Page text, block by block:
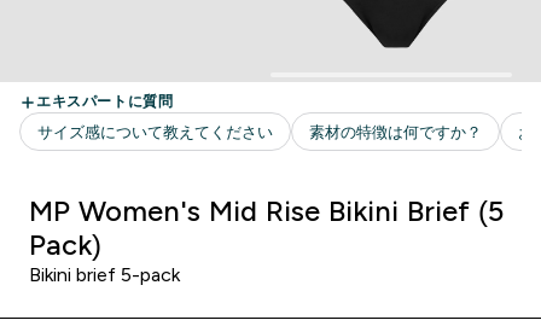
MP Women's Mid Rise Bikini Brief (5
Pack)
Bikini brief 5-pack